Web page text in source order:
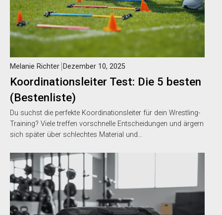
Koordinationsleiter Test: Die 5 besten
(Bestenliste)
Melanie Richter Dezember 10, 2025
Du suchst die perfekte Koordinationsleiter für dein Wrestling-
Training? Viele treffen vorschnelle Entscheidungen und ärgern
sich später über schlechtes Material und…